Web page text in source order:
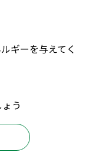
ギーを与えてく
ょう